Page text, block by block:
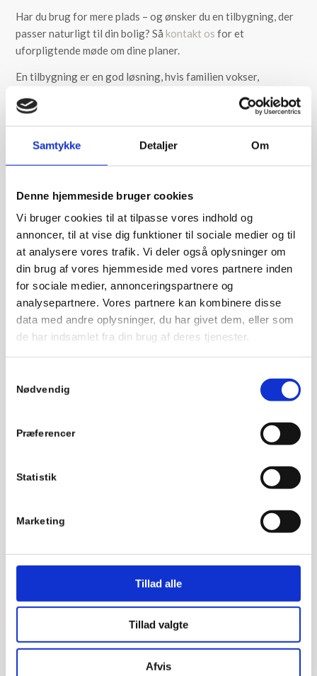
Samtykke Detaljer Om
Denne hjemmeside bruger cookies
Vi bruger cookies til at tilpasse vores indhold og
annoncer, til at vise dig funktioner til sociale medier og til
at analysere vores trafik. Vi deler også oplysninger om
din brug af vores hjemmeside med vores partnere inden
for sociale medier, annonceringspartnere og
analysepartnere. Vores partnere kan kombinere disse
data med andre oplysninger, du har givet dem, eller som
de har indsamlet fra din brug af deres tjenester.
Nødvendig
Præferencer
Statistik
Marketing
Tillad alle
Tillad valgte
Afvis
Har du brug for mere plads – og ønsker du en tilbygning, der
passer naturligt til din bolig? Så kontakt os for et
uforpligtende møde om dine planer.
En tilbygning er en god løsning, hvis familien vokser,
muligheder bedre. Hos os får du hjælp til hele processen – fra
de første tanker til det færdige byggeri. Vi bygger med
respekt for det eksisterende og sikrer, at det nye falder
En gennemarbejdet og realistisk plan
Fast kontaktperson under hele forløbet
Fokus på materialer, funktion og helhed
Klar kommunikation og tæt dialog
Uanset om du ønsker en ny stue, et ekstra værelse eller en
større udvidelse, tilpasser vi din tilbygning til både behov og
Kontakt os